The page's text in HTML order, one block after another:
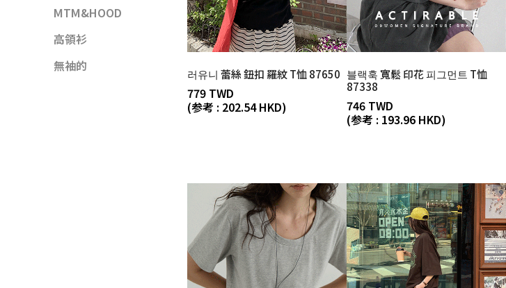
SHOES
MTM&HOOD
高領衫
無袖的
러유니 蕾絲 鈕扣 羅紋 T恤 87650
779 TWD
(参考 : 202.54 HKD)
블랙훅 寬鬆 印花 피그먼트 T恤
87338
746 TWD
(参考 : 193.96 HKD)